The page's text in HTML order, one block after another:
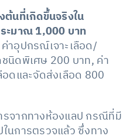
ต้นที่เกิดขึ้นจริงใน
ะมาณ 1,000 บาท
าอุปกรณ์เจาะเลือด/
นิดพิเศษ 200 บาท, ค่า
อดและจัดส่งเลือด 800
รจากทางห้องแลป กรณีที่มี
ในการตรวจแล้ว ซึ่งทาง